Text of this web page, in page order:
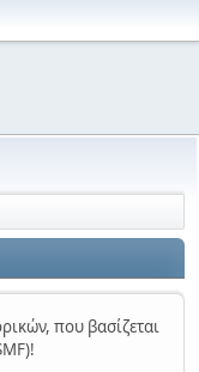
που βασίζεται